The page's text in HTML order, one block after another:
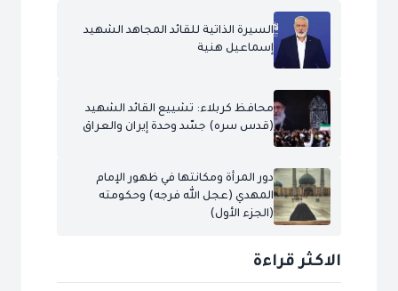
السيرة الذاتية للقائد المجاهد الشهيد
إسماعيل هنية
محافظ كربلاء: تشييع القائد الشهيد
(قدس سره) جسّد وحدة إيران والعراق
دور المرأة ومكانتها في ظهور الإمام
المهدي (عجل الله فرجه) وحكومته
(الجزء الأول)
الاكثر قراءة